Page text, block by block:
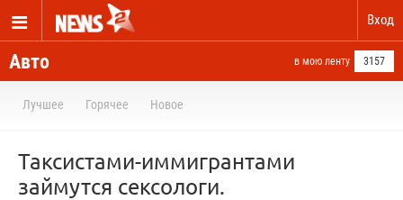
Вход
Авто в мою ленту 3157
Лучшее Горячее Новое
Таксистами-иммигрантами
займутся сексологи.